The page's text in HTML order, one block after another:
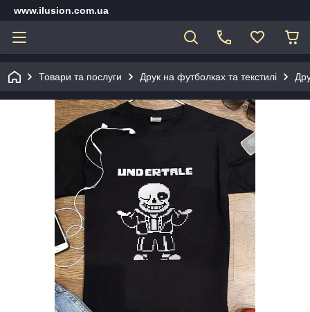
www.ilusion.com.ua
Товари та послуги Друк на футболках та текстилі